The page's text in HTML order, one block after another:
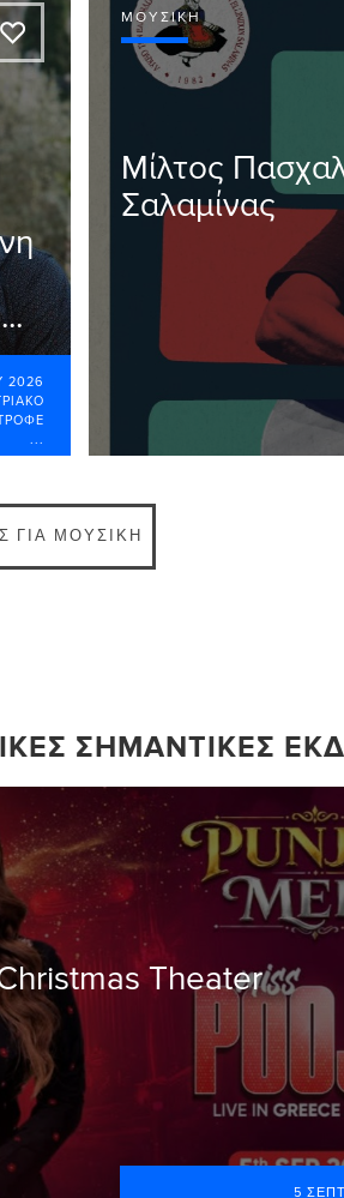
A
2026
ΜΟΥΣΙΚΉ
Μίλτος
Σαλαμίνας
ΓΙΑ ΜΟΥΣΙΚΉ
ΣΗΜΑΝΤΙΚΈΣ
Theater
5